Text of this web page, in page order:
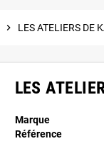
chevron_right LES ATELIERS DE
LES
Marque
Référence